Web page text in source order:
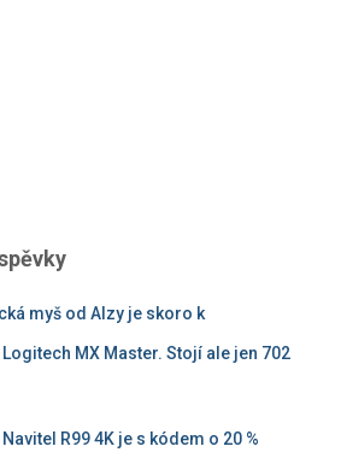
myš od Alzy je skoro k
MX Master. Stojí ale jen 702
R99 4K je s kódem o 20 %